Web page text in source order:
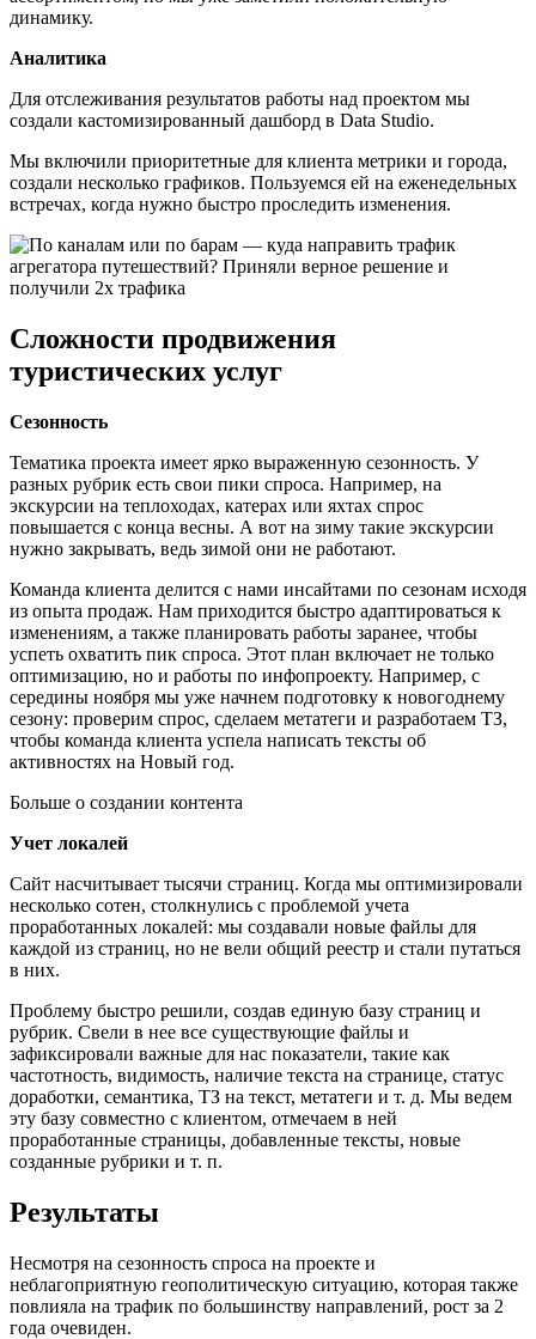
динамику.
Аналитика
Для отслеживания результатов работы над проектом мы
создали кастомизированный дашборд в Data Studio.
Мы включили приоритетные для клиента метрики и города,
создали несколько графиков. Пользуемся ей на еженедельных
встречах, когда нужно быстро проследить изменения.
Сложности продвижения
туристических услуг
Сезонность
Тематика проекта имеет ярко выраженную сезонность. У
разных рубрик есть свои пики спроса. Например, на
экскурсии на теплоходах, катерах или яхтах спрос
повышается с конца весны. А вот на зиму такие экскурсии
нужно закрывать, ведь зимой они не работают.
Команда клиента делится с нами инсайтами по сезонам исходя
из опыта продаж. Нам приходится быстро адаптироваться к
изменениям, а также планировать работы заранее, чтобы
успеть охватить пик спроса. Этот план включает не только
оптимизацию, но и работы по инфопроекту. Например, с
середины ноября мы уже начнем подготовку к новогоднему
сезону: проверим спрос, сделаем метатеги и разработаем ТЗ,
чтобы команда клиента успела написать тексты об
активностях на Новый год.
Больше о создании контента
Учет локалей
Сайт насчитывает тысячи страниц. Когда мы оптимизировали
несколько сотен, столкнулись с проблемой учета
проработанных локалей: мы создавали новые файлы для
каждой из страниц, но не вели общий реестр и стали путаться
в них.
Проблему быстро решили, создав единую базу страниц и
рубрик. Свели в нее все существующие файлы и
зафиксировали важные для нас показатели, такие как
частотность, видимость, наличие текста на странице, статус
доработки, семантика, ТЗ на текст, метатеги и т. д. Мы ведем
эту базу совместно с клиентом, отмечаем в ней
проработанные страницы, добавленные тексты, новые
созданные рубрики и т. п.
Результаты
Несмотря на сезонность спроса на проекте и
неблагоприятную геополитическую ситуацию, которая также
повлияла на трафик по большинству направлений, рост за 2
года очевиден.